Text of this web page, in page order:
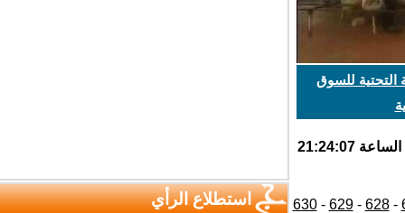
للسوق
628
-
629
-
630 استطلاع الرأي